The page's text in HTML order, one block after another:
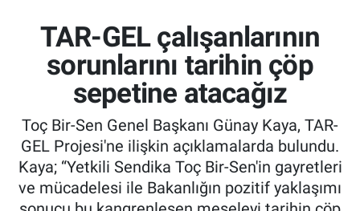
TAR-GEL çalışanlarının
sorunlarını tarihin çöp
sepetine atacağız
Toç Bir-Sen Genel Başkanı Günay Kaya, TAR-
GEL Projesi'ne ilişkin açıklamalarda bulundu.
Kaya; “Yetkili Sendika Toç Bir-Sen'in gayretleri
ve mücadelesi ile Bakanlığın pozitif yaklaşımı
Tarımsal Destekler
Tarım Bakanlığı
TZOB
Tarım Kredi Kooperatifleri
Tüm Manşetler
Son Dakika Haberleri
Haber Arşivi